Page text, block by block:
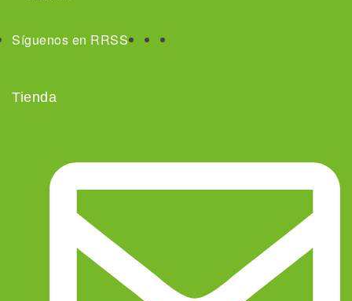
Síguenos en RRSS
Tienda